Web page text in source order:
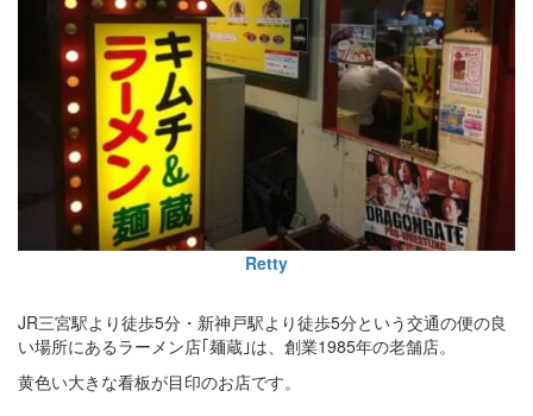
Retty
JR三宮駅より徒歩5分・新神戸駅より徒歩5分という交通の便の良
い場所にあるラーメン店｢麺蔵｣は、創業1985年の老舗店。
黄色い大きな看板が目印のお店です。